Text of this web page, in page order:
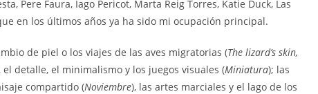
Pere Faura, Iago Pericot, Marta Reig Torres, Katie Duck, Las
en los últimos años ya ha sido mi ocupación principal.
de piel o los viajes de las aves migratorias (The lizard’s skin,
el detalle, el minimalismo y los juegos visuales (Miniatura); las
compartido (Noviembre), las artes marciales y el lago de los